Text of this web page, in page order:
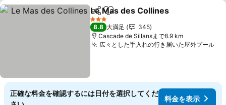
シェアお気に入りに追加
Le Mas des Collines
3 ホテルのランク
8.8 大満足
345
Cascade de Sillansまで8.9 km
広々とした手入れの行き届いた屋外プール料
正確な料金を確認するには日付を選択してくだ
料金を表示